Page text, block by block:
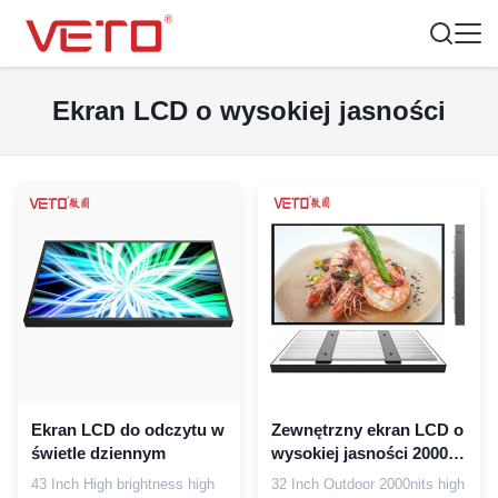
Ekran LCD o wysokiej jasności
Ekran LCD do odczytu w
świetle dziennym
43 Inch High brightness high
Zewnętrzny ekran LCD o
wysokiej jasności 2000
Cd / M2 High Definition
32 Inch Outdoor 2000nits high